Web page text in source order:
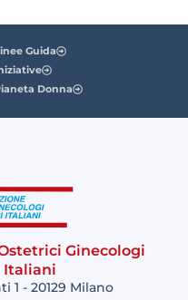
Guida
Donna
Ginecologi
Italiani
1 - 20129 Milano